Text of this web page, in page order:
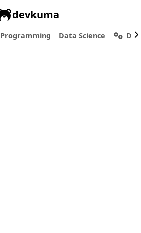
devkuma
Programming Data Science